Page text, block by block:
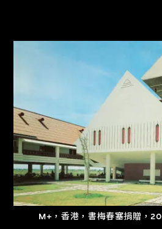
M+，香港，書梅春塞捐贈，
M+
進一步篩選
關於M+藏品